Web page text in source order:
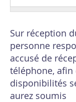
Sur réception
personne
accusé de
téléphone, afin
disponibilités
aurez soumis